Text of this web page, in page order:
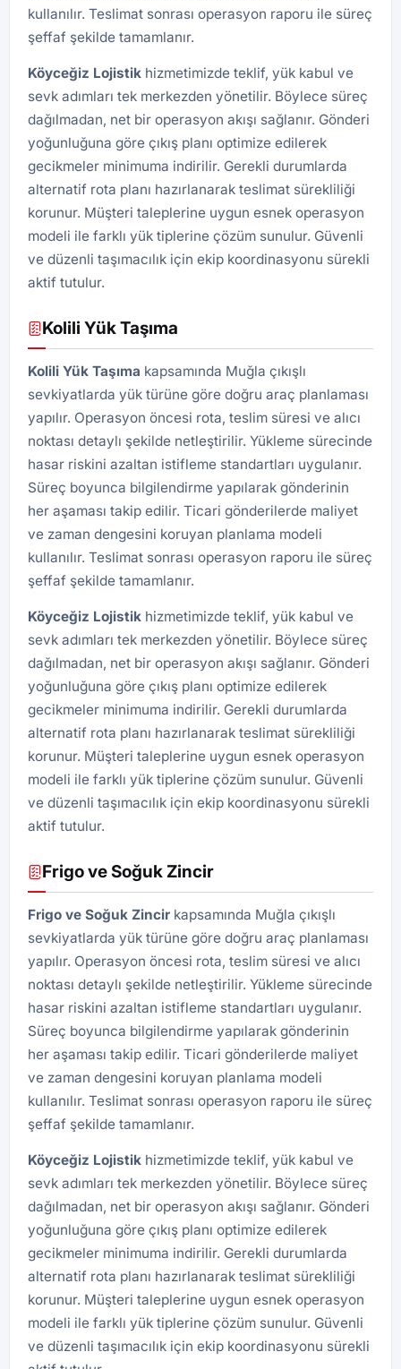
kullanılır. Teslimat sonrası operasyon raporu ile süreç
şeffaf şekilde tamamlanır.
Köyceğiz Lojistik hizmetimizde teklif, yük kabul ve
sevk adımları tek merkezden yönetilir. Böylece süreç
dağılmadan, net bir operasyon akışı sağlanır. Gönderi
yoğunluğuna göre çıkış planı optimize edilerek
gecikmeler minimuma indirilir. Gerekli durumlarda
alternatif rota planı hazırlanarak teslimat sürekliliği
korunur. Müşteri taleplerine uygun esnek operasyon
modeli ile farklı yük tiplerine çözüm sunulur. Güvenli
ve düzenli taşımacılık için ekip koordinasyonu sürekli
aktif tutulur.
Kolili Yük Taşıma
Kolili Yük Taşıma kapsamında Muğla çıkışlı
sevkiyatlarda yük türüne göre doğru araç planlaması
yapılır. Operasyon öncesi rota, teslim süresi ve alıcı
noktası detaylı şekilde netleştirilir. Yükleme sürecinde
hasar riskini azaltan istifleme standartları uygulanır.
Süreç boyunca bilgilendirme yapılarak gönderinin
her aşaması takip edilir. Ticari gönderilerde maliyet
ve zaman dengesini koruyan planlama modeli
kullanılır. Teslimat sonrası operasyon raporu ile süreç
şeffaf şekilde tamamlanır.
Köyceğiz Lojistik hizmetimizde teklif, yük kabul ve
sevk adımları tek merkezden yönetilir. Böylece süreç
dağılmadan, net bir operasyon akışı sağlanır. Gönderi
yoğunluğuna göre çıkış planı optimize edilerek
gecikmeler minimuma indirilir. Gerekli durumlarda
alternatif rota planı hazırlanarak teslimat sürekliliği
korunur. Müşteri taleplerine uygun esnek operasyon
modeli ile farklı yük tiplerine çözüm sunulur. Güvenli
ve düzenli taşımacılık için ekip koordinasyonu sürekli
aktif tutulur.
Frigo ve Soğuk Zincir
Frigo ve Soğuk Zincir kapsamında Muğla çıkışlı
sevkiyatlarda yük türüne göre doğru araç planlaması
yapılır. Operasyon öncesi rota, teslim süresi ve alıcı
noktası detaylı şekilde netleştirilir. Yükleme sürecinde
hasar riskini azaltan istifleme standartları uygulanır.
Süreç boyunca bilgilendirme yapılarak gönderinin
her aşaması takip edilir. Ticari gönderilerde maliyet
ve zaman dengesini koruyan planlama modeli
kullanılır. Teslimat sonrası operasyon raporu ile süreç
şeffaf şekilde tamamlanır.
Köyceğiz Lojistik hizmetimizde teklif, yük kabul ve
sevk adımları tek merkezden yönetilir. Böylece süreç
dağılmadan, net bir operasyon akışı sağlanır. Gönderi
yoğunluğuna göre çıkış planı optimize edilerek
gecikmeler minimuma indirilir. Gerekli durumlarda
alternatif rota planı hazırlanarak teslimat sürekliliği
korunur. Müşteri taleplerine uygun esnek operasyon
modeli ile farklı yük tiplerine çözüm sunulur. Güvenli
ve düzenli taşımacılık için ekip koordinasyonu sürekli